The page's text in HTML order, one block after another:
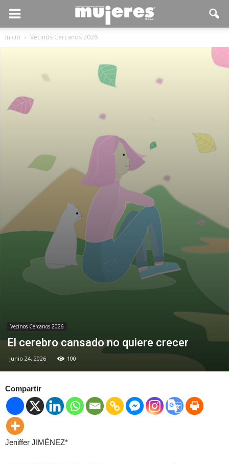
Inicio Vecinos Cercanos 2026
Vecinos Cercanos 2026
El cerebro cansado no quiere crecer
junio 24, 2026 100
Compartir
Jeniffer JIMÉNEZ*